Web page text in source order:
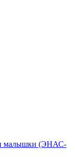
малышки (ЭНАС-